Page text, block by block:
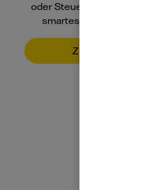
oder Steuerung per
smartes Licht
Zur smarten